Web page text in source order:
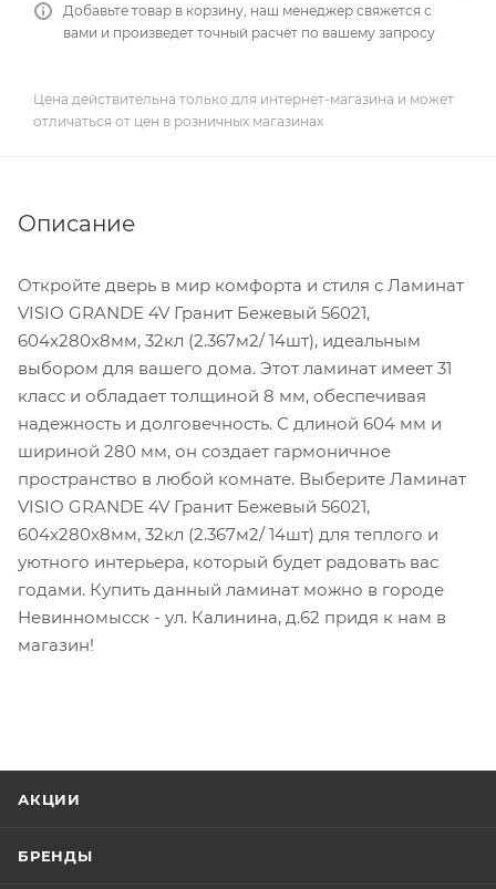
Добавьте товар в корзину, наш менеджер свяжется с
вами и произведет точный расчёт по вашему запросу
Цена действительна только для интернет-магазина и может
отличаться от цен в розничных магазинах
Описание
Откройте дверь в мир комфорта и стиля с Ламинат
VISIO GRANDE 4V Гранит Бежевый 56021,
604x280x8мм, 32кл (2.367м2/ 14шт), идеальным
выбором для вашего дома. Этот ламинат имеет 31
класс и обладает толщиной 8 мм, обеспечивая
надежность и долговечность. С длиной 604 мм и
шириной 280 мм, он создает гармоничное
пространство в любой комнате. Выберите Ламинат
VISIO GRANDE 4V Гранит Бежевый 56021,
604x280x8мм, 32кл (2.367м2/ 14шт) для теплого и
уютного интерьера, который будет радовать вас
годами. Купить данный ламинат можно в городе
Невинномысск - ул. Калинина, д.62 придя к нам в
магазин!
АКЦИИ
БРЕНДЫ